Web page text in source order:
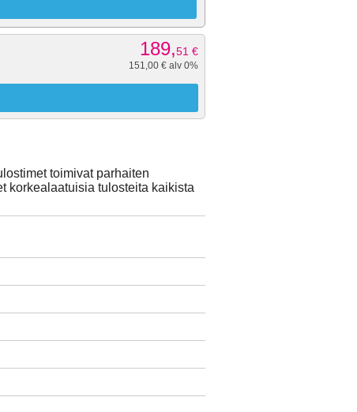
189,51 €
151,00 € alv 0%
toimivat parhaiten
korkealaatuisia tulosteita kaikista